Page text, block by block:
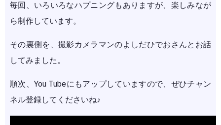
毎回、いろいろなハプニングもありますが、楽しみなが
ら制作しています。
その裏側を、撮影カメラマンのよしだひでおさんとお話
してみました。
順次、You Tubeにもアップしていますので、ぜひチャン
ネル登録してくださいね♪